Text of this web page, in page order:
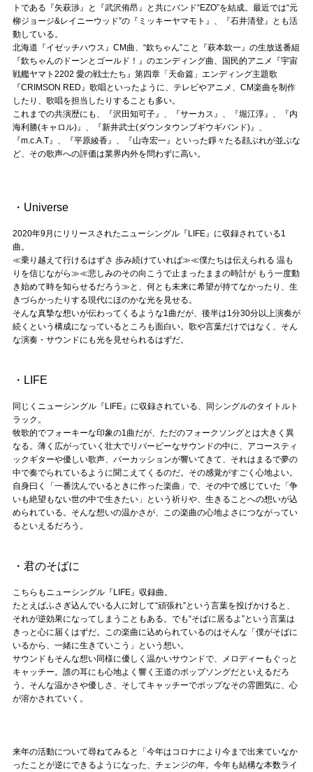
Official SNS
トである『矢萩渉』と『武沢侑昂』と共にバンド“EZO”を結成。最近では“元
柳ジョージ&レイニーウッド”の『ミッキーヤマモト』、『石井清登』とも活
動している。
北海道『イゼッチハウス』CM曲、“欽ちゃん”こと『萩本欽一』の生放送番組
『欽ちゃんのドーンとゴールド！』のエンディング曲、国民的アニメ『宇宙
戦艦ヤマト2202 愛の戦士たち』第四章「天命篇」エンディング主題歌
『CRIMSON RED』歌唱といったように、テレビやアニメ、CM楽曲を制作
したり、歌唱を担当したりすることも多い。
これまでの共演歴にも、『沢田知可子』、『サーカス』、『堀江淳』、『内
海利勝(キャロル)』、『新井武士(ダウンタウンブギウギバンド)』、
『m.c.A.T』、『平原綾香』、『山寺宏一』といった錚々たる顔ぶれが並ぶな
ど、その歌声への評価は業界内外を問わずに高い。
・Universe
2020年9月にリリースされたニューシングル『LIFE』に収録されている1
曲。
≪乗り越えて行けるはずさ 歩み続けていれば≫≪僕たちは伝えられる 温も
りを信じながら≫≪悲しみのその向こうで止まったままの時計が もう一度動
き始めて時を知らせるだろう≫と、何とも未来に希望が持てなかったり、生
きづらかったりする現代にほのかな光を見せる。
そんな真摯な想いが伝わってくるような1曲だが、後半は1分30分以上演奏が
続くという構成になっているところも面白い。歌や言葉だけではなく、そん
な演奏・サウンドにも光を見せられるはずだ。
・LIFE
同じくニューシングル『LIFE』に収録されている、同シングルのタイトルト
ラック。
牧歌的でフォーキーな印象の1曲だが、ただのフォークソングとは大きく異
なる。薄く広がっていく壮大でリバービーなサウンドの中に、アコースティ
ックギターや優しい歌声、パーカッションが響いてきて、それはまるで夢の
中で奏でられているように聞こえてくるのだ。その感覚がすごく心地よい。
自身曰く「一番沈んでいるときに作った楽曲」で、その中で感じていた「争
いも絶望もない世の中で生きたい」という祈りや、生きることへの想いが込
められている。そんな想いの温かさが、この楽曲の心地よさにつながってい
るといえるだろう。
・君のそばに
こちらもニューシングル『LIFE』収録曲。
たとえばふさぎ込んでいる人に対して“頑張れ”という言葉を投げかけると、
それが逆効果になってしまうこともある。でも“そばに居るよ”という言葉は
きっと心に届くはずだ。この楽曲に込められているのはそんな「僕がそばに
いるから、一緒に生きていこう」という想い。
サウンドもそんな想い同様に優しく温かいサウンドで、メロディーもぐっと
キャッチー。誰の耳にも心地よく響く王道のポップソングだといえるだろ
う。そんな温かさや優しさ、そしてキャッチーでポップなその雰囲気に、心
が溶かされていく。
来年の活動について尋ねてみると「今年はコロナにより今まで出来ていなか
ったことが逆にできるようになった、チェンジの年。今年も結構な本数ライ